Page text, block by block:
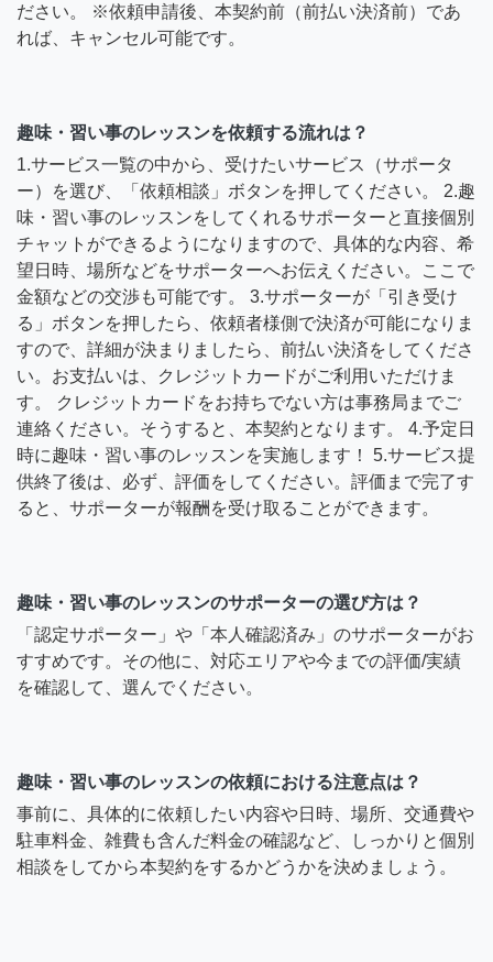
ださい。 ※依頼申請後、本契約前（前払い決済前）であ
れば、キャンセル可能です。
趣味・習い事のレッスンを依頼する流れは？
1.サービス一覧の中から、受けたいサービス（サポータ
ー）を選び、「依頼相談」ボタンを押してください。 2.趣
味・習い事のレッスンをしてくれるサポーターと直接個別
チャットができるようになりますので、具体的な内容、希
望日時、場所などをサポーターへお伝えください。ここで
金額などの交渉も可能です。 3.サポーターが「引き受け
る」ボタンを押したら、依頼者様側で決済が可能になりま
すので、詳細が決まりましたら、前払い決済をしてくださ
い。お支払いは、クレジットカードがご利用いただけま
す。 クレジットカードをお持ちでない方は事務局までご
連絡ください。そうすると、本契約となります。 4.予定日
時に趣味・習い事のレッスンを実施します！ 5.サービス提
供終了後は、必ず、評価をしてください。評価まで完了す
ると、サポーターが報酬を受け取ることができます。
趣味・習い事のレッスンのサポーターの選び方は？
「認定サポーター」や「本人確認済み」のサポーターがお
すすめです。その他に、対応エリアや今までの評価/実績
を確認して、選んでください。
趣味・習い事のレッスンの依頼における注意点は？
事前に、具体的に依頼したい内容や日時、場所、交通費や
駐車料金、雑費も含んだ料金の確認など、しっかりと個別
相談をしてから本契約をするかどうかを決めましょう。